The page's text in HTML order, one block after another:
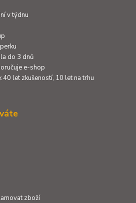
v týdnu
do 3 dnů
e-shop
40 let zkušeností, 10 let na trhu
zboží